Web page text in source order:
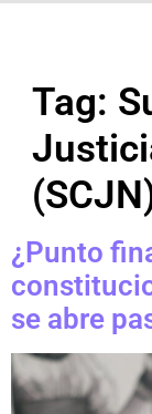
Tag:
¿Punto
se abre